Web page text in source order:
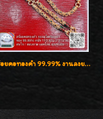
สร้อยคอทองคำ 99.99% งานลงยาสุโขทัยแท้ งานช่างทองโบราณ หรูหรา น่าสะสมค่ะ